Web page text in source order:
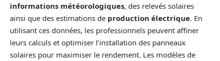
informations météorologiques, des relevés solaires
ainsi que des estimations de production électrique. En
utilisant ces données, les professionnels peuvent affiner
leurs calculs et optimiser l’installation des panneaux
solaires pour maximiser le rendement. Les modèles de